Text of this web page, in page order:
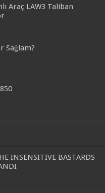
Araç LAW3 Taliban
Sağlam?
INSENSITIVE BASTARDS